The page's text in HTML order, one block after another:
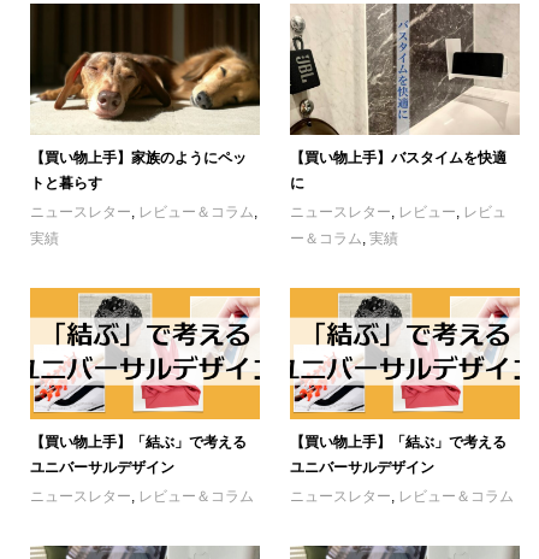
【買い物上手】家族のようにペッ
トと暮らす
ニュースレター
レビュー＆コラム
実績
【買い物上手】バスタイムを快適
に
ニュースレター
レビュー
レビュ
ー＆コラム ,実績
【買い物上手】「結ぶ」で考える
ユニバーサルデザイン
ニュースレター
レビュー＆コラム
【買い物上手】「結ぶ」で考える
ユニバーサルデザイン
ニュースレター
レビュー＆コラム